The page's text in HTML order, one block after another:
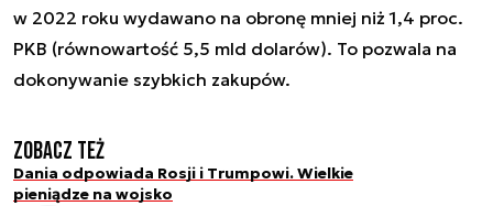
w 2022 roku wydawano na obronę mniej niż 1,4 proc.
PKB (równowartość 5,5 mld dolarów). To pozwala na
dokonywanie szybkich zakupów.
Zobacz też
Dania odpowiada Rosji i Trumpowi. Wielkie
pieniądze na wojsko